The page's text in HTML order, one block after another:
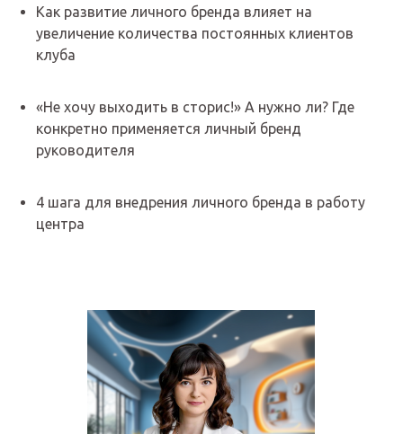
Как развитие личного бренда влияет на
увеличение количества постоянных клиентов
клуба
«Не хочу выходить в сторис!» А нужно ли? Где
конкретно применяется личный бренд
руководителя
4 шага для внедрения личного бренда в работу
центра